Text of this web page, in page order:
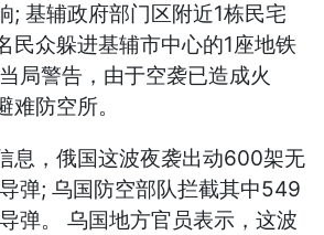
; 基辅政府部门区附近1栋民宅
民众躲进基辅市中心的1座地铁
局警告，由于空袭已造成火
难防空所。
息，俄国这波夜袭出动600架无
弹; 乌国防空部队拦截其中549
弹。 乌国地方官员表示，这波